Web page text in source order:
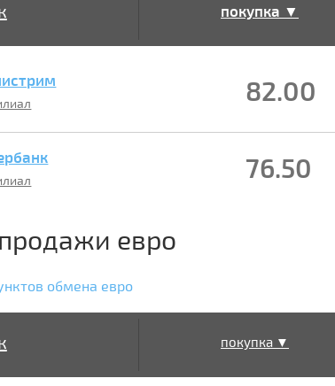
покупка ▼
82.00
76.50
евро
обмена евро
покупка ▼